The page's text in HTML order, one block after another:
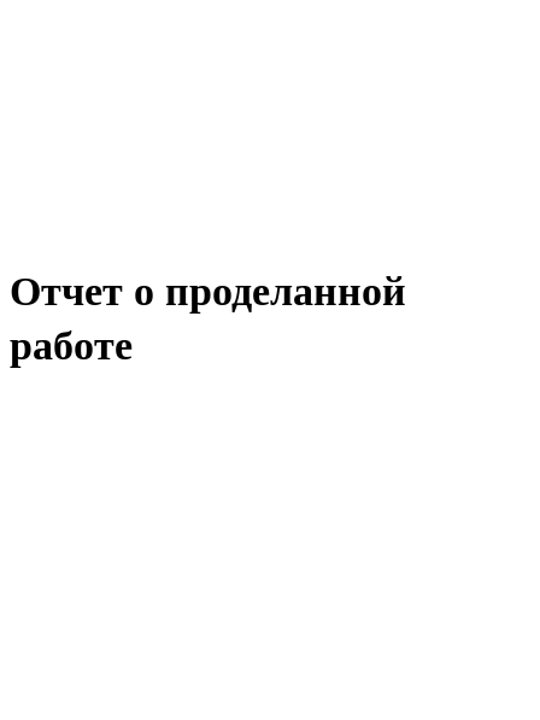
Отчет о проделанной
работе